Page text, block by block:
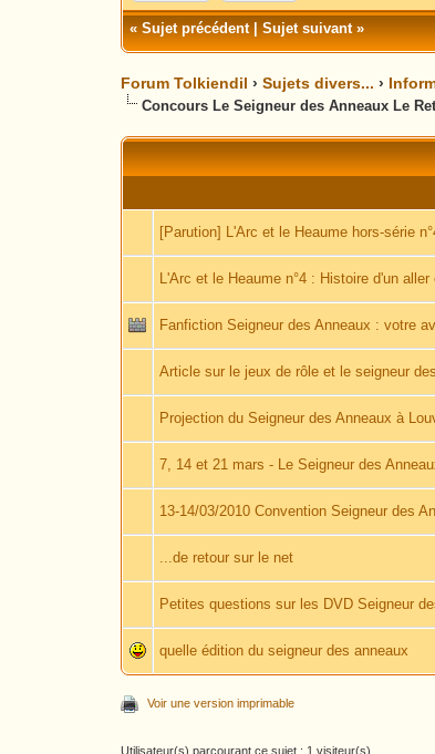
«Sujet précédent|Sujet suivant»
Forum Tolkiendil ›Sujets divers... ›
Concours Le Seigneur des Anneaux Le
[Parution] L'Arc et le Heaume hors-série
L'Arc et le Heaume n°4 : Histoire d'un aller
Fanfiction Seigneur des Anneaux : votre
Article sur le jeux de rôle et le seigneur
Projection du Seigneur des Anneaux à
7, 14 et 21 mars - Le Seigneur des
13-14/03/2010 Convention Seigneur des
...de retour sur le net
Petites questions sur les DVD Seigneur
quelle édition du seigneur des anneaux
Voir une version imprimable
Utilisateur(s) parcourant ce sujet : 1 visiteur(s)